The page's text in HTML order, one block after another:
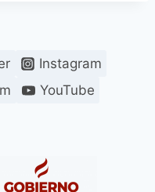
Instagram
YouTube